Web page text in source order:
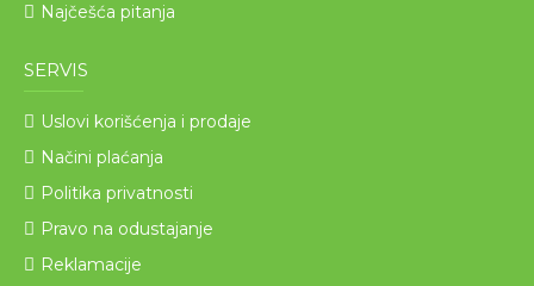
Najčešća pitanja
SERVIS
Uslovi korišćenja i prodaje
Načini plaćanja
Politika privatnosti
Pravo na odustajanje
Reklamacije